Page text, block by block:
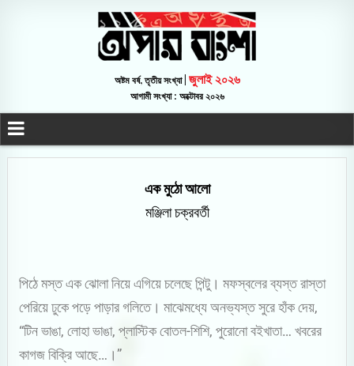
অষ্টম বর্ষ, তৃতীয় সংখ্যা | জুলাই ২০২৬
আগামী সংখ্যা : অক্টোবর ২০২৬
এক মুঠো আলো
মঞ্জিলা চক্রবর্তী
পিঠে মস্ত এক ঝোলা নিয়ে এগিয়ে চলেছে পিন্টু। মফস্বলের ব্যস্ত রাস্তা
পেরিয়ে ঢুকে পড়ে পাড়ার গলিতে। মাঝেমধ্যে অনভ্যস্ত সুরে হাঁক দেয়,
“টিন ভাঙা, লোহা ভাঙা, প্লাস্টিক বোতল-শিশি, পুরোনো বইখাতা… খবরের
কাগজ বিক্রি আছে…।”